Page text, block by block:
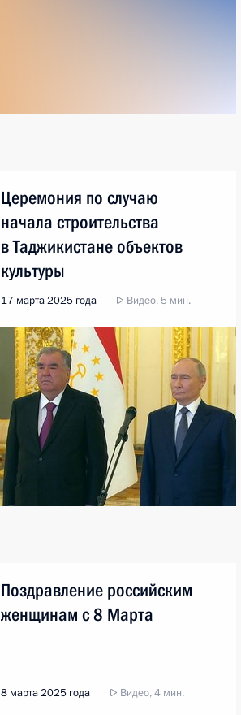
Церемония по случаю
начала строительства
в Таджикистане объектов
культуры
17 марта 2025 года Видео, 5 мин.
Поздравление российским
женщинам с 8 Марта
8 марта 2025 года Видео, 4 мин.